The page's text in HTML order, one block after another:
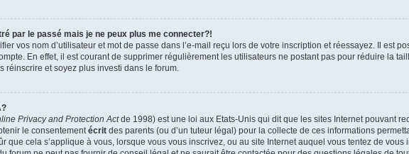
par le passé mais je ne peux plus me connecter?!
vos nom d’utilisateur et mot de passe dans l’e-mail reçu lors de votre inscription et réessayez. Il est
En effet, il est courant de supprimer régulièrement les utilisateurs ne postant pas pour réduire la
réinscrire et soyez plus investi dans le forum.
Privacy and Protection Actde 1998) est une loi aux Etats-Unis qui dit que les sites Internet pouvant
le consentementécrit des parents (ou d’un tuteur légal) pour la collecte de ces informations
que cela s’applique à vous, lorsque vous vous inscrivez, ou au site Internet auquel vous tentez de